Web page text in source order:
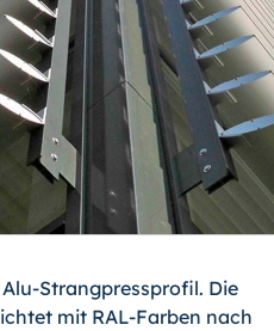
Strangpressprofil. Die
mit RAL-Farben nach